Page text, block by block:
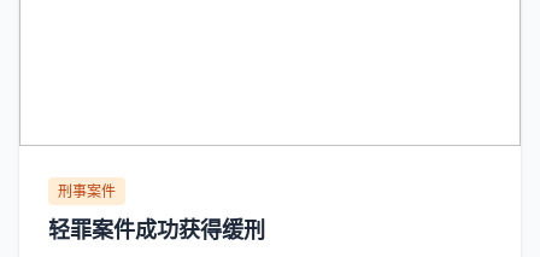
刑事案件
轻罪案件成功获得缓刑